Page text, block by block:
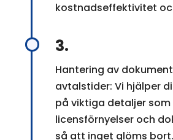
kostnadseffektivitet
3.
Hantering av
avtalstider: Vi hjälper
på viktiga detaljer
licensförnyelser och
så att inget glöms bort.